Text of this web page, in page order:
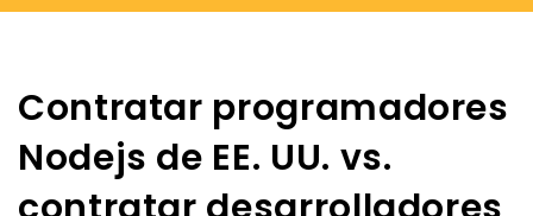
Contratar programadores
Nodejs de EE. UU. vs.